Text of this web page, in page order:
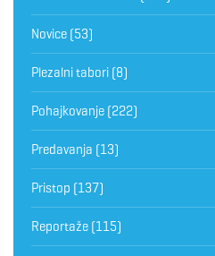
Novice (53)
Plezalni tabori (8)
Pohajkovanje (222)
Predavanja (13)
Pristop (137)
Reportaže (115)